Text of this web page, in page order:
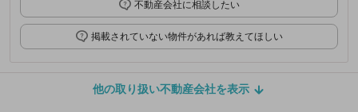
不動産会社に相談したい
掲載されていない物件があれば教えてほしい
他の取り扱い不動産会社を表示